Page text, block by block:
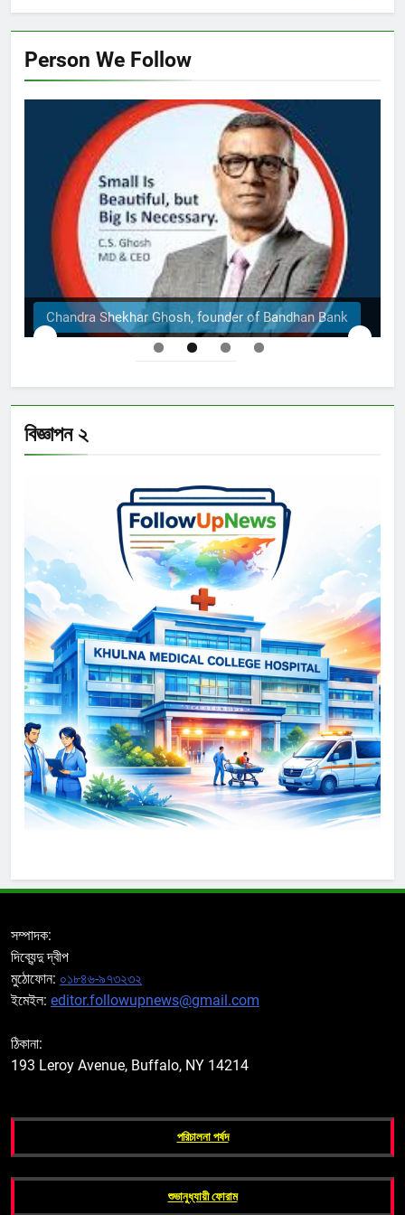
Person We Follow
The Structural Engineers Ltd | Dhaka
বিজ্ঞাপন ২
সম্পাদক:
দিব্যেন্দু দ্বীপ
মুঠোফোন: ০১৮৪৬-৯৭৩২৩২
ইমেইল: editor.followupnews@gmail.com
ঠিকানা:
193 Leroy Avenue, Buffalo, NY 14214
পরিচালনা পর্ষদ
শুভানুধ্যায়ী ফোরাম